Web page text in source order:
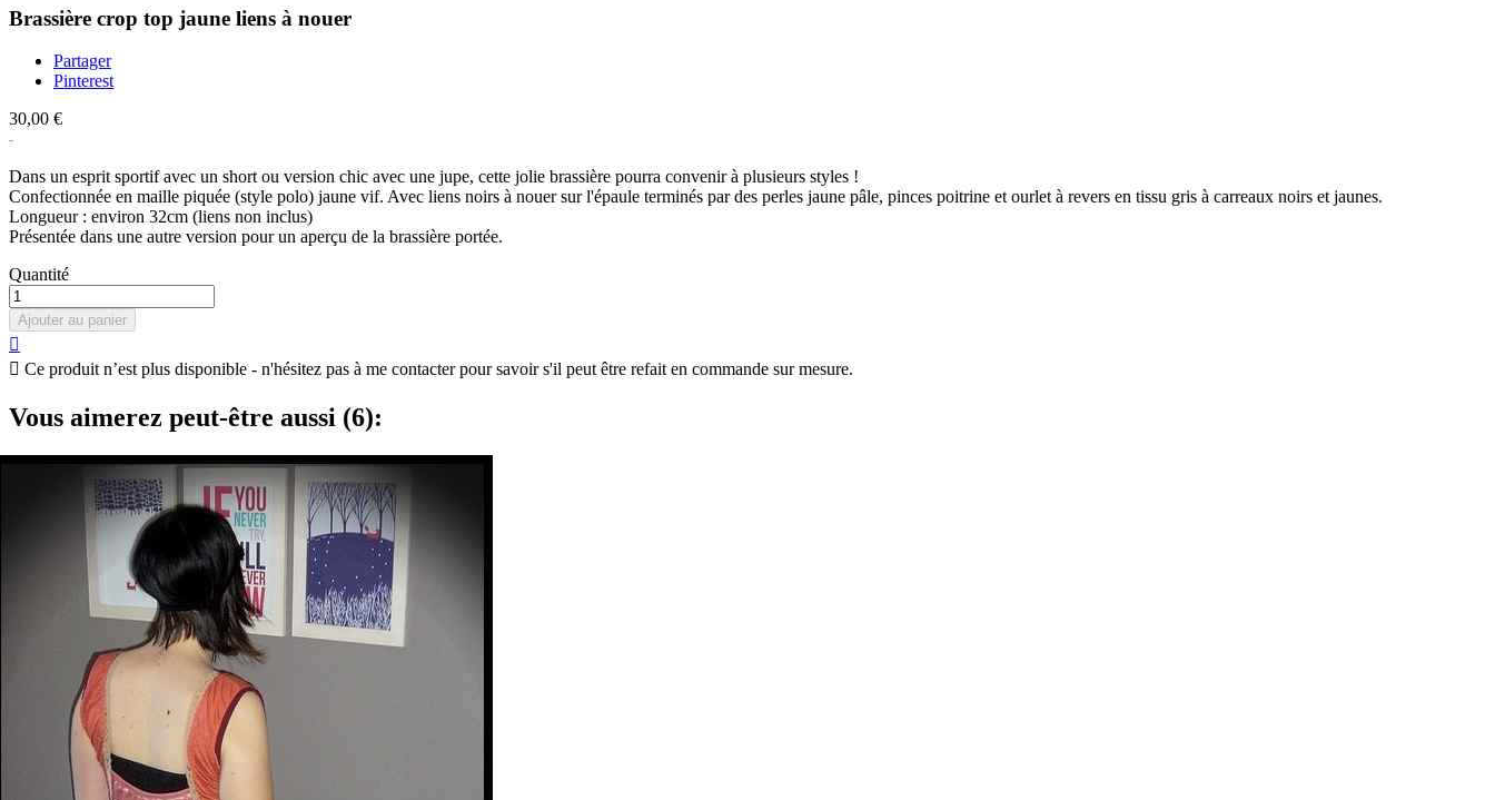
Brassière crop top jaune liens à nouer
Partager
Pinterest
30,00 €
Dans un esprit sportif avec un short ou version chic avec une jupe, cette jolie brassière pourra convenir à plusieurs styles !
Confectionnée en maille piquée (style polo) jaune vif. Avec liens noirs à nouer sur l'épaule terminés par des perles jaune pâle, pinces poitrine et ourlet à revers en tissu gris à carreaux noirs et jaunes.
Longueur : environ 32cm (liens non inclus)
Présentée dans une autre version pour un aperçu de la brassière portée.
Quantité
Ajouter au panier

 Ce produit n’est plus disponible - n'hésitez pas à me contacter pour savoir s'il peut être refait en commande sur mesure.
Vous aimerez peut-être aussi (6):